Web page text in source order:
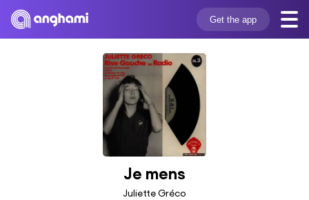
Get the app
Je mens
Juliette Gréco